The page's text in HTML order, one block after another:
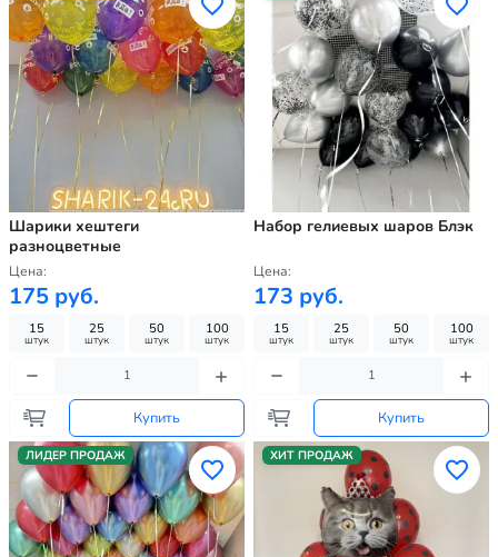
Шарики хештеги
разноцветные
Цена:
175 руб.
15
штук
25
штук
50
штук
100
штук
Купить
Набор гелиевых шаров Блэк
Цена:
173 руб.
15
штук
25
штук
50
штук
100
штук
Купить
ЛИДЕР ПРОДАЖ ХИТ ПРОДАЖ